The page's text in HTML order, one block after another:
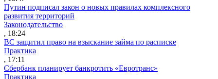
Путин подписал закон о новых правилах комплексного
развития территорий
Законодательство
, 18:24
ВС защитил право на взыскание займа по расписке
Практика
, 17:11
Сбербанк планирует банкротить «Евротранс»
Практика